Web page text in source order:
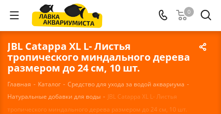
0
JBL Catappa XL L- Листья
тропического миндального дерева
размером до 24 см, 10 шт.
Главная - Каталог - Средство для ухода за водой аквариума -
Натуральные добавки для воды - JBL Catappa XL L- Листья
тропического миндального дерева размером до 24 см, 10 шт.